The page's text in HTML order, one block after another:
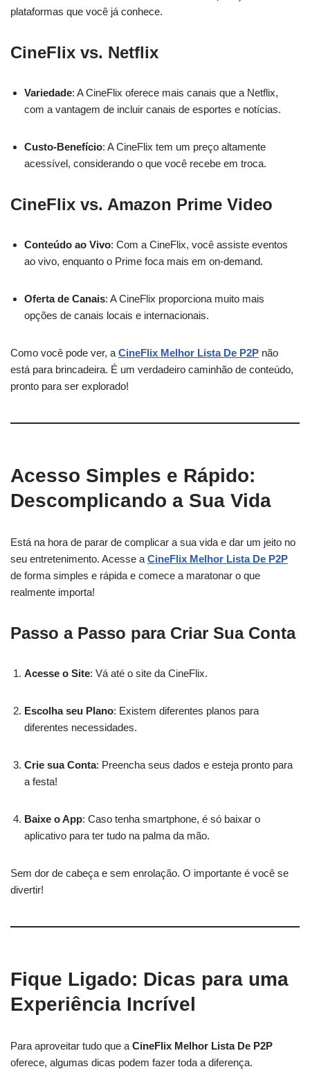
plataformas que você já conhece.
CineFlix vs. Netflix
Variedade: A CineFlix oferece mais canais que a Netflix,
com a vantagem de incluir canais de esportes e notícias.
Custo-Benefício: A CineFlix tem um preço altamente
acessível, considerando o que você recebe em troca.
CineFlix vs. Amazon Prime Video
Conteúdo ao Vivo: Com a CineFlix, você assiste eventos
ao vivo, enquanto o Prime foca mais em on-demand.
Oferta de Canais: A CineFlix proporciona muito mais
opções de canais locais e internacionais.
Como você pode ver, a CineFlix Melhor Lista De P2P não
está para brincadeira. É um verdadeiro caminhão de conteúdo,
pronto para ser explorado!
Acesso Simples e Rápido:
Descomplicando a Sua Vida
Está na hora de parar de complicar a sua vida e dar um jeito no
seu entretenimento. Acesse a CineFlix Melhor Lista De P2P
de forma simples e rápida e comece a maratonar o que
realmente importa!
Passo a Passo para Criar Sua Conta
Acesse o Site: Vá até o site da CineFlix.
Escolha seu Plano: Existem diferentes planos para
diferentes necessidades.
Crie sua Conta: Preencha seus dados e esteja pronto para
a festa!
Baixe o App: Caso tenha smartphone, é só baixar o
aplicativo para ter tudo na palma da mão.
Sem dor de cabeça e sem enrolação. O importante é você se
divertir!
Fique Ligado: Dicas para uma
Experiência Incrível
Para aproveitar tudo que a CineFlix Melhor Lista De P2P
oferece, algumas dicas podem fazer toda a diferença.